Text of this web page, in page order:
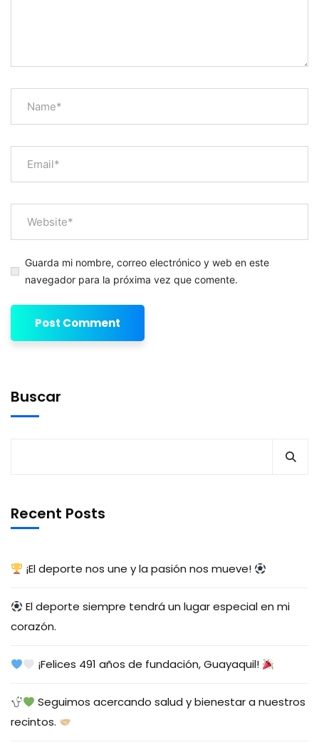
Guarda mi nombre, correo electrónico y web en este
navegador para la próxima vez que comente.
Buscar
Recent Posts
¡El deporte nos une y la pasión nos mueve!
El deporte siempre tendrá un lugar especial en mi
corazón.
¡Felices 491 años de fundación, Guayaquil!
Seguimos acercando salud y bienestar a nuestros
recintos.